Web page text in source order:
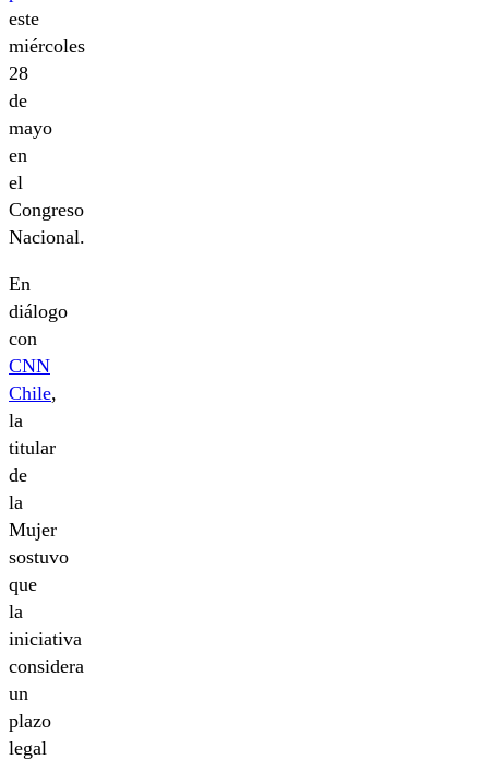
este
miércoles
28
de
mayo
en
el
Congreso
Nacional.
En
diálogo
con
CNN
Chile,
la
titular
de
la
Mujer
sostuvo
que
la
iniciativa
considera
un
plazo
legal